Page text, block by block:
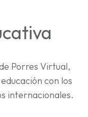
Porres Virtual,
con los
internacionales.